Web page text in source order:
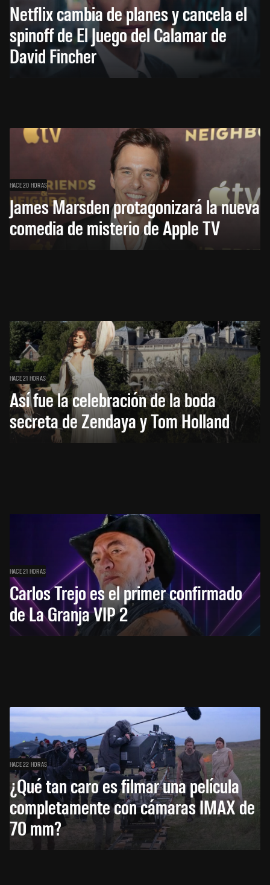
Netflix cambia de planes y cancela el
spinoff de El Juego del Calamar de
David Fincher
HACE 20 HORAS
James Marsden protagonizará la nueva
comedia de misterio de Apple TV
HACE 21 HORAS
Así fue la celebración de la boda
secreta de Zendaya y Tom Holland
HACE 21 HORAS
Carlos Trejo es el primer confirmado
de La Granja VIP 2
HACE 22 HORAS
¿Qué tan caro es filmar una película
completamente con cámaras IMAX de
70 mm?